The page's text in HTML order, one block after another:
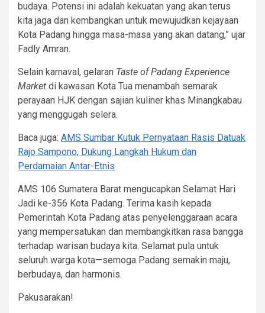
budaya. Potensi ini adalah kekuatan yang akan terus
kita jaga dan kembangkan untuk mewujudkan kejayaan
Kota Padang hingga masa-masa yang akan datang,” ujar
Fadly Amran.
Selain karnaval, gelaran Taste of Padang Experience
Market di kawasan Kota Tua menambah semarak
perayaan HJK dengan sajian kuliner khas Minangkabau
yang menggugah selera.
Baca juga: AMS Sumbar Kutuk Pernyataan Rasis Datuak
Rajo Sampono, Dukung Langkah Hukum dan
Perdamaian Antar-Etnis
AMS 106 Sumatera Barat mengucapkan Selamat Hari
Jadi ke-356 Kota Padang. Terima kasih kepada
Pemerintah Kota Padang atas penyelenggaraan acara
yang mempersatukan dan membangkitkan rasa bangga
terhadap warisan budaya kita. Selamat pula untuk
seluruh warga kota—semoga Padang semakin maju,
berbudaya, dan harmonis.
Pakusarakan!